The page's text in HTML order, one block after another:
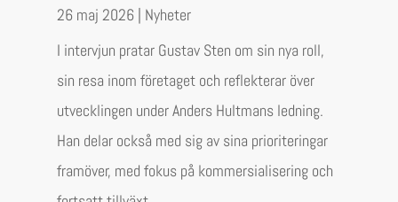
26 maj 2026| Nyheter
I intervjun pratar Gustav Sten om sin nya roll,
sin resa inom företaget och reflekterar över
utvecklingen under Anders Hultmans ledning.
Han delar också med sig av sina prioriteringar
framöver, med fokus på kommersialisering och